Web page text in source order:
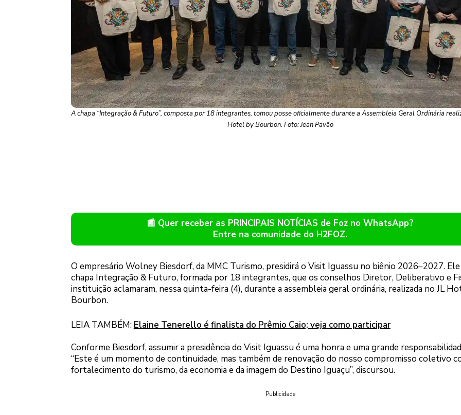
A chapa “Integração & Futuro”, composta por 18 integrantes, tomou posse oficialmente durante a Assembleia Geral Ordinária
Hotel by Bourbon. Foto: Jean Pavão
📰 Quer receber as PRINCIPAIS NOTÍCIAS de Foz no WhatsApp?
Entre na comunidade do H2FOZ.
O empresário Wolney Biesdorf, da MMC Turismo, presidirá o Visit Iguassu no biênio 2026–2027.
chapa Integração & Futuro, formada por 18 integrantes, que os conselhos Diretor, Deliberativo e
instituição aclamaram, nessa quinta-feira (4), durante a assembleia geral ordinária, realizada no JL
Bourbon.
LEIA TAMBÉM: Elaine Tenerello é finalista do Prêmio Caio; veja como participar
Conforme Biesdorf, assumir a presidência do Visit Iguassu é uma honra e uma grande
“Este é um momento de continuidade, mas também de renovação do nosso compromisso coletivo
fortalecimento do turismo, da economia e da imagem do Destino Iguaçu”, discursou.
Publicidade